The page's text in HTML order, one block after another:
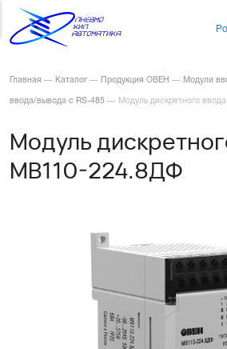
Главная — Каталог — Продукция ОВЕН — Модули
ввода/вывода с RS-485 — Модуль дискретного
Модуль
МВ110-224.8ДФ